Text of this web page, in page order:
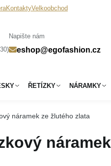
KontaktyVelkoobchod
Napište nám
eshop@egofashion.cz
ŘETÍZKY NÁRAMKY
náramek ze žlutého zlata